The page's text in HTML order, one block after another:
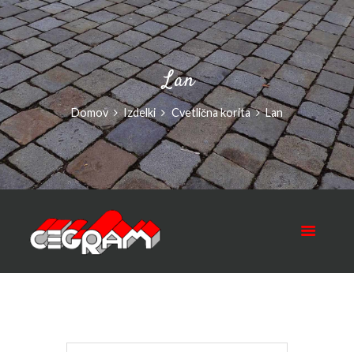
Lan
Domov Izdelki Cvetlična korita Lan